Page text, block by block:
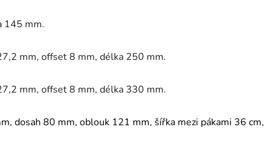
145 mm.
mm, offset 8 mm, délka 250 mm.
mm, offset 8 mm, délka 330 mm.
dosah 80 mm, oblouk 121 mm, šířka mezi pákami 36 cm,